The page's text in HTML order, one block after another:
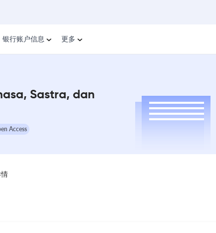
银行账户信息 更多
Sastra, dan
Access